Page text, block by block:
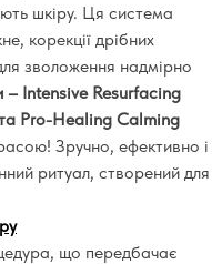
шкіру. Ця система
корекції дрібних
зволоження надмірно
– Intensive Resurfacing
Pro-Healing Calming
Зручно, ефективно і
ритуал, створений для
що передбачає